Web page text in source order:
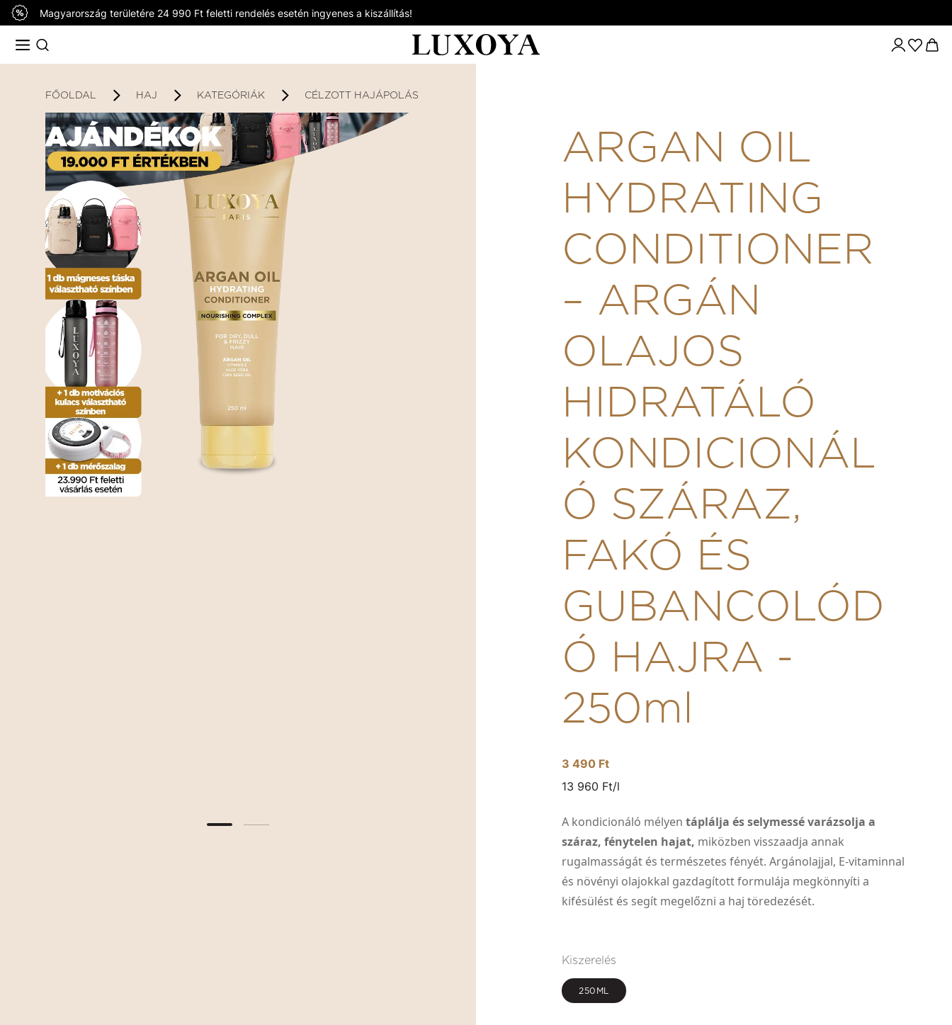
Magyarország területére 24 990 Ft feletti rendelés esetén ingyenes a kiszállítás!
FŐOLDAL HAJ KATEGÓRIÁK CÉLZOTT HAJÁPOLÁS
ARGAN OIL
HYDRATING
CONDITIONER
– ARGÁN
OLAJOS
HIDRATÁLÓ
KONDICIONÁL
Ó SZÁRAZ,
FAKÓ ÉS
GUBANCOLÓD
Ó HAJRA -
250ml
3 490 Ft
13 960 Ft/l
A kondicionáló mélyentáplálja és selymessé varázsolja a
száraz, fénytelen hajat, miközben visszaadja annak
rugalmasságát és természetes fényét. Argánolajjal, E-vitaminnal
és növényi olajokkal gazdagított formulája megkönnyíti a
kifésülést és segít megelőzni a haj töredezését.
Kiszerelés
250ML